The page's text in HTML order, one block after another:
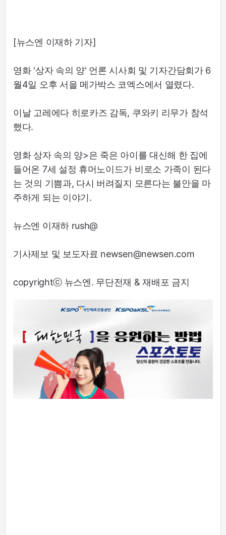
[뉴스엔 이재하 기자]
영화 '상자 속의 양' 언론 시사회 및 기자간담회가 6
월4일 오후 서을 메가박스 코엑스에서 열렸다.
이날 고레에다 히로카즈 감독, 쿠와키 리무가 참석
했다.
영화 상자 속의 양>은 죽은 아이를 대신해 한 집에
들어온 7세 설정 휴머노이드가 비로소 가족이 된다
는 것의 기쁨과, 다시 버려질지 모른다는 불안을 마
주하게 되는 이야기.
뉴스엔 이재하 rush@
기사제보 및 보도자료 newsen@newsen.com
copyrightⓒ 뉴스엔. 무단전재 & 재배포 금지